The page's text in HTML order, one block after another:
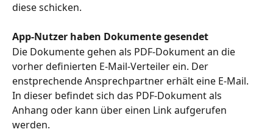
diese schicken.
App-Nutzer haben Dokumente gesendet
Die Dokumente gehen als PDF-Dokument an die
vorher definierten E-Mail-Verteiler ein. Der
enstprechende Ansprechpartner erhält eine E-Mail.
In dieser befindet sich das PDF-Dokument als
Anhang oder kann über einen Link aufgerufen
werden.